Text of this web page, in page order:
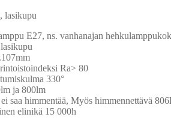
lasikupu
E27, ns. vanhanajan
Ra> 80
330°
ja 800lm
saa himmentää, Myös himmennettävä
elinikä 15 000h